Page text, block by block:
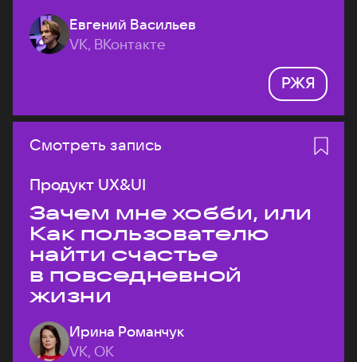
Евгений Васильев
VK, ВКонтакте
РЖЯ
Смотреть запись
Продукт UX&UI
Зачем мне хобби, или
Как пользователю
найти счастье
в повседневной
жизни
Ирина Романчук
VK, ОК